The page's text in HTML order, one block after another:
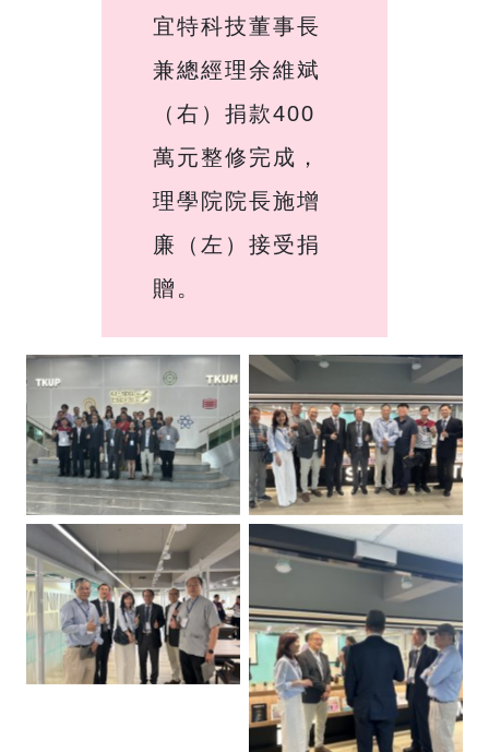
宜特科技董事長
兼總經理余維斌
（右）捐款400
萬元整修完成，
理學院院長施增
廉（左）接受捐
贈。
No Caption No Caption
No Caption
No Caption